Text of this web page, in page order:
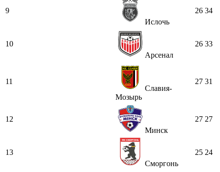
9
Ислочь
26 34
10
Арсенал
26 33
11
Славия-
Мозырь
27 31
12
Минск
27 27
13
Сморгонь
25 24